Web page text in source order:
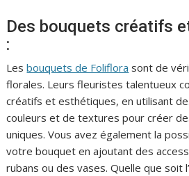
Des bouquets créatifs
:
Lesbouquets de Foliflora sont de
florales. Leurs fleuristes talentueux
créatifs et esthétiques, en utilisant
couleurs et de textures pour créer
uniques. Vous avez également la
votre bouquet en ajoutant des
rubans ou des vases. Quelle que soit